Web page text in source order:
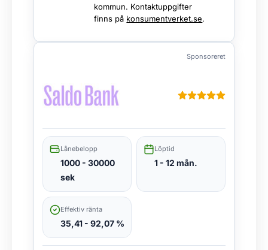
kommun. Kontaktuppgifter
finns på konsumentverket.se.
Sponsoreret
Lånebelopp
1000 - 30000
sek
Löptid
1 - 12 mån.
Effektiv ränta
35,41 - 92,07 %